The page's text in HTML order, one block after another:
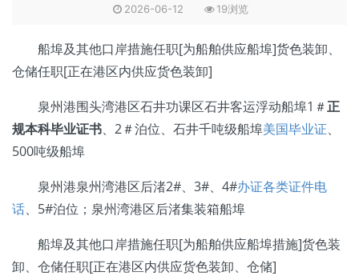
2026-06-12 19浏览
船埠及其他口岸措施任职[为船舶供应船埠]货色装卸、
仓储任职[正在港区内供应货色装卸]
泉州港围头湾港区石井功课区石井客运浮动船埠1＃正
规本科毕业证书、2＃泊位、石井千吨级船埠美国毕业证、
500吨级船埠
泉州港泉州湾港区后渚2#、3#、4#办证各类证件电
话、5#泊位；泉州湾港区后渚集装箱船埠
船埠及其他口岸措施任职[为船舶供应船埠措施]货色装
卸、仓储任职[正在港区内供应货色装卸、仓储]